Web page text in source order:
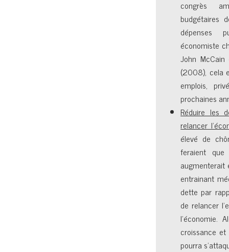
congrès
budgétaires
dépenses
économiste
John
(2008), cela
emplois,
prochaines
Réduire les
relancer
élevé de
feraient que
augmenterait
entrainant
dette par
de relancer
l’économie.
croissance
pourra